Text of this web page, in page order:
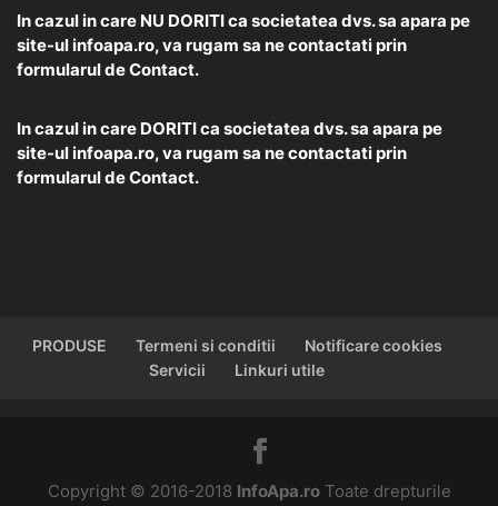
In cazul in care NU DORITI ca societatea dvs. sa apara pe
site-ul infoapa.ro, va rugam sa ne contactati prin
formularul deContact.
In cazul in care DORITI ca societatea dvs. sa apara pe
site-ul infoapa.ro, va rugam sa ne contactati prin
formularul deContact.
PRODUSE Termeni si conditii
Notificare cookies
Servicii
Linkuri utile
Copyright © 2016-2018 InfoApa.roToate drepturile